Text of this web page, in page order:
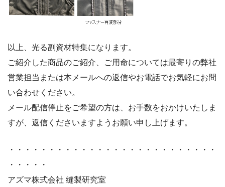
以上、光る副資材特集になります。
ご紹介した商品のご紹介、ご用命については最寄りの弊社
営業担当または本メールへの返信やお電話でお気軽にお問
い合わせください。
メール配信停止をご希望の方は、お手数をおかけいたしま
すが、返信くださいますようお願い申し上げます。
・・・・・・・・・・・・・・・・・・・・・・・・・・
・・・・・
アズマ株式会社 縫製研究室